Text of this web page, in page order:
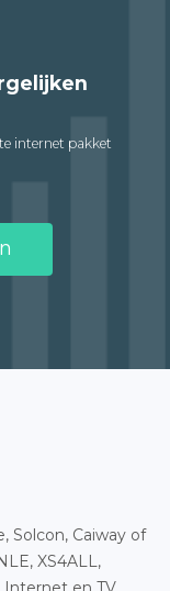
internet pakket
Solcon, Caiway of
XS4ALL,